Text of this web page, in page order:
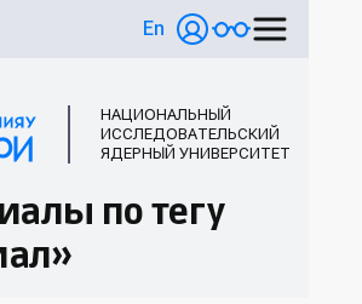
En
НАЦИОНАЛЬНЫЙ
ИССЛЕДОВАТЕЛЬСКИЙ
ЯДЕРНЫЙ УНИВЕРСИТЕТ
по тегу